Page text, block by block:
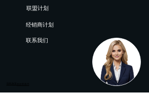
联盟计划
经销商计划
联系我们